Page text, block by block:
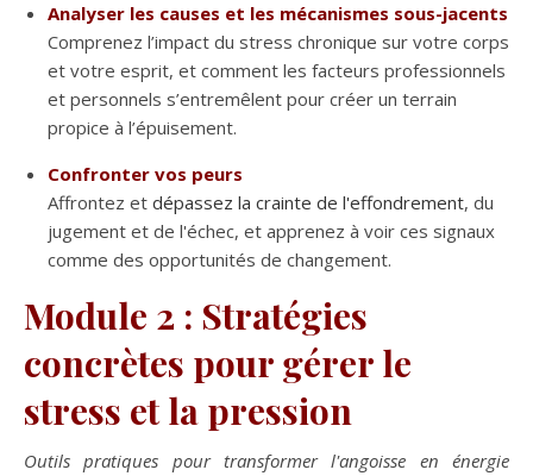
Analyser les causes et les mécanismes sous-jacents
Comprenez l’impact du stress chronique sur votre corps
et votre esprit, et comment les facteurs professionnels
et personnels s’entremêlent pour créer un terrain
propice à l’épuisement.
Confronter vos peurs
Affrontez et dépassez la crainte de l'effondrement, du
jugement et de l'échec, et apprenez à voir ces signaux
comme des opportunités de changement.
Module 2 : Stratégies
concrètes pour gérer le
stress et la pression
Outils pratiques pour transformer l'angoisse en énergie